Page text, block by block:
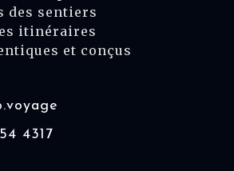
des sentiers
itinéraires
et conçus
4317